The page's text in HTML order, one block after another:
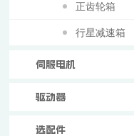
正齿轮箱
行星减速箱
伺服电机
驱动器
选配件